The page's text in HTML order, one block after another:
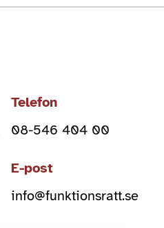
Telefon
08-546 404 00
E-post
info@funktionsratt.se